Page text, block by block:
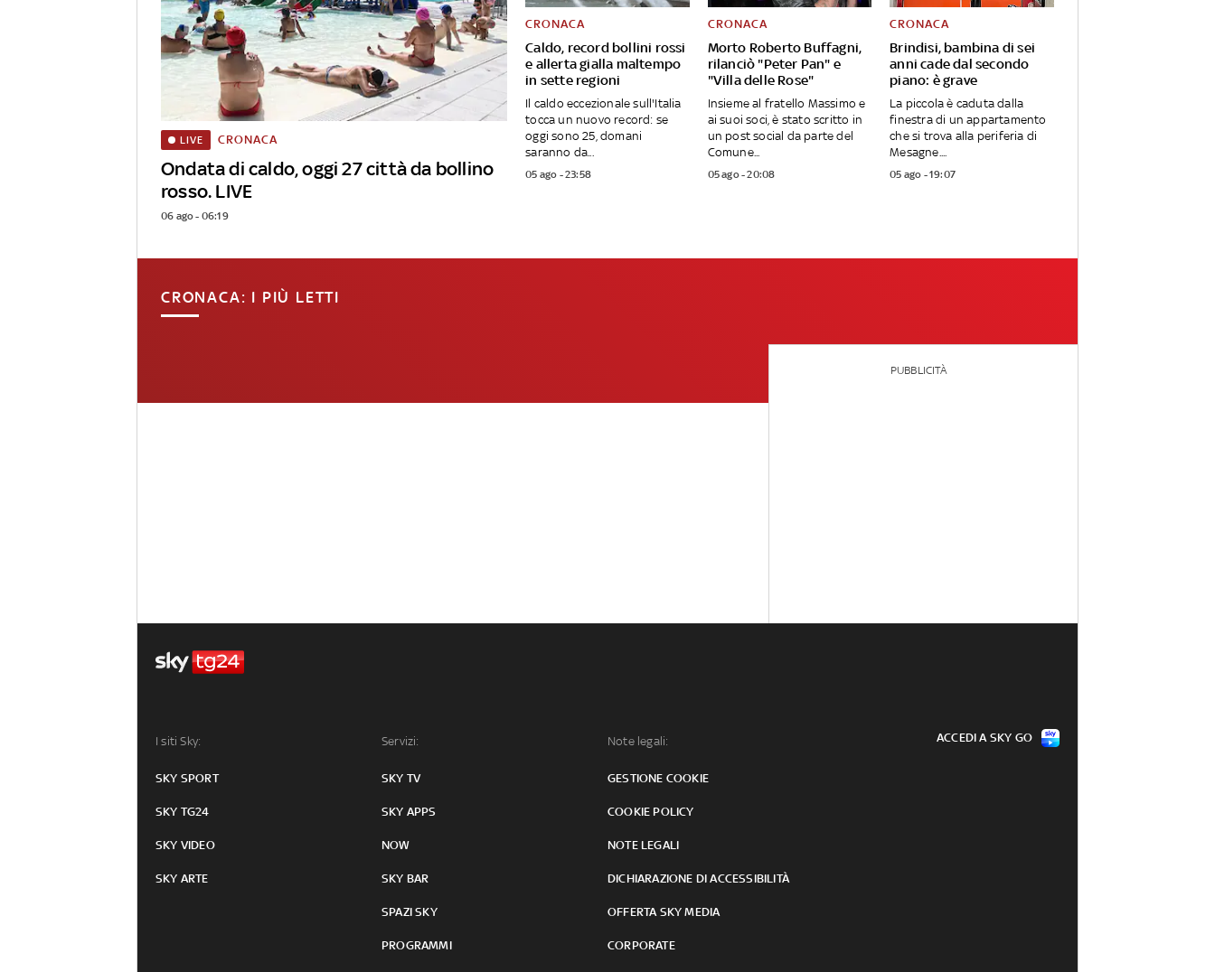
Ondata di caldo, oggi 27 città da bollino
rosso. LIVE
LIVE CRONACA
06 ago - 06:19
Caldo, record bollini rossi
e allerta gialla maltempo
in sette regioni
CRONACA
Il caldo eccezionale sull'Italia
tocca un nuovo record: se
oggi sono 25, domani
saranno da...
05 ago - 23:58
Morto Roberto Buffagni,
rilanciò "Peter Pan" e
"Villa delle Rose"
CRONACA
Insieme al fratello Massimo e
ai suoi soci, è stato scritto in
un post social da parte del
Comune...
05 ago - 20:08
Brindisi, bambina di sei
anni cade dal secondo
piano: è grave
CRONACA
La piccola è caduta dalla
finestra di un appartamento
che si trova alla periferia di
Mesagne....
05 ago - 19:07
CRONACA: I PIÙ LETTI
PUBBLICITÀ
I siti Sky:
SKY SPORT
SKY TG24
SKY VIDEO
SKY ARTE
Servizi:
SKY TV
SKY APPS
NOW
SKY BAR
SPAZI SKY
PROGRAMMI
Note legali:
GESTIONE COOKIE
COOKIE POLICY
NOTE LEGALI
DICHIARAZIONE DI ACCESSIBILITÀ
OFFERTA SKY MEDIA
CORPORATE
ACCEDI A SKY GO